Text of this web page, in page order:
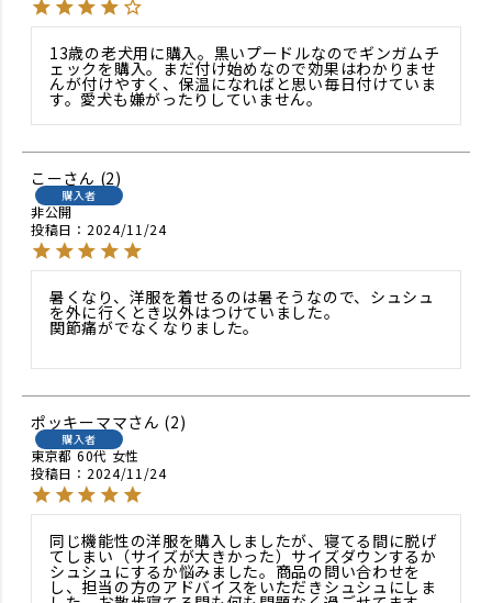
13歳の老犬用に購入。黒いプードルなのでギンガムチ
ェックを購入。まだ付け始めなので効果はわかりませ
んが付けやすく、保温になればと思い毎日付けていま
す。愛犬も嫌がったりしていません。
こー 2
購入者
非公開
投稿日
2024/11/24
暑くなり、洋服を着せるのは暑そうなので、シュシュ
を外に行くとき以外はつけていました。
関節痛がでなくなりました。
ポッキーママ 2
購入者
東京都 60代 女性
投稿日
2024/11/24
同じ機能性の洋服を購入しましたが、寝てる間に脱げ
てしまい（サイズが大きかった）サイズダウンするか
シュシュにするか悩みました。商品の問い合わせを
し、担当の方のアドバイスをいただきシュシュにしま